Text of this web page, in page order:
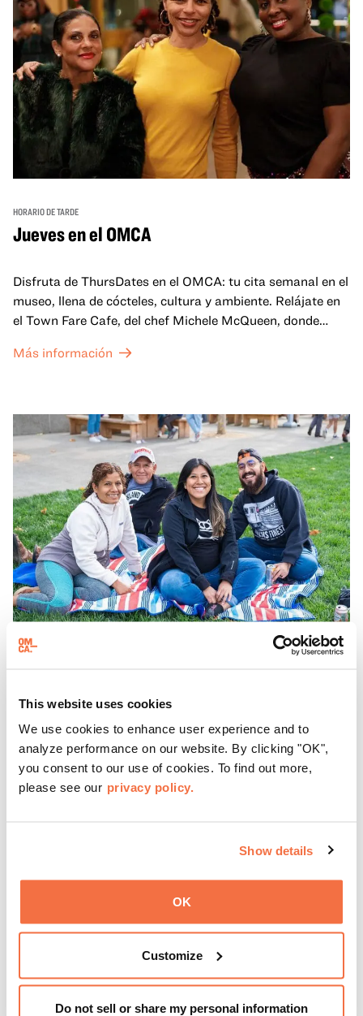
This website uses cookies
We use cookies to enhance user experience and to
analyze performance on our website. By clicking "OK",
you consent to our use of cookies. To find out more,
please see our privacy policy.
Show details
OK
Customize
Do not sell or share my personal information
HORARIO DE TARDE
Jueves en el OMCA
Disfruta de ThursDates en el OMCA: tu cita semanal en el
museo, llena de cócteles, cultura y ambiente. Relájate en
el Town Fare Cafe, del chef Michele McQueen, donde
fondo, o explora las galerías, que cobran vida por la noche
adultos!
Más información
Viernes por la noche en OMCA con Off the Grid
Vuelven los viernes por la noche en OMCA con Off the
Grid, la fiesta semanal gratuita favorita de Oakland, de
abril a octubre.
directo, actividades prácticas, camiones de comida Off
Más información